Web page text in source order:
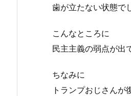
歯が立たない状態で
こんなところに
民主主義の弱点が出
ちなみに
トランプおじさんが